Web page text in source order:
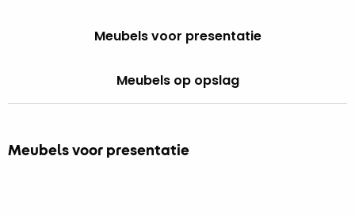
Meubels voor presentatie
Meubels op opslag
Meubels voor presentatie